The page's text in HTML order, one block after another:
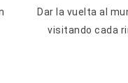
Dar la vuelta al
visitando cada